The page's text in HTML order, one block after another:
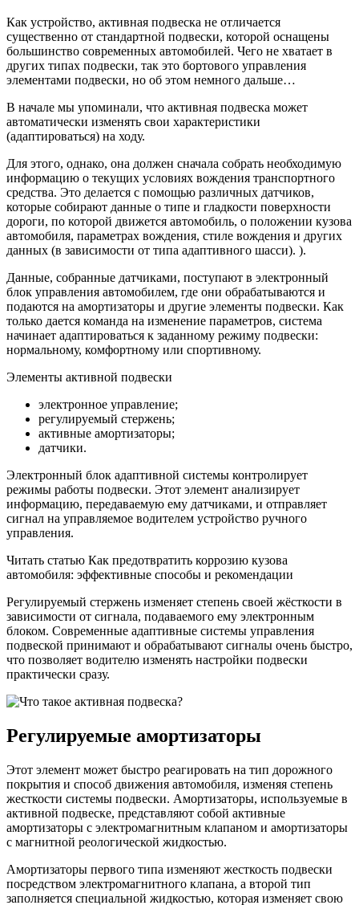
Как устройство, активная подвеска не отличается
существенно от стандартной подвески, которой оснащены
большинство современных автомобилей. Чего не хватает в
других типах подвески, так это бортового управления
элементами подвески, но об этом немного дальше…
В начале мы упоминали, что активная подвеска может
автоматически изменять свои характеристики
(адаптироваться) на ходу.
Для этого, однако, она должен сначала собрать необходимую
информацию о текущих условиях вождения транспортного
средства. Это делается с помощью различных датчиков,
которые собирают данные о типе и гладкости поверхности
дороги, по которой движется автомобиль, о положении кузова
автомобиля, параметрах вождения, стиле вождения и других
данных (в зависимости от типа адаптивного шасси). ).
Данные, собранные датчиками, поступают в электронный
блок управления автомобилем, где они обрабатываются и
подаются на амортизаторы и другие элементы подвески. Как
только дается команда на изменение параметров, система
начинает адаптироваться к заданному режиму подвески:
нормальному, комфортному или спортивному.
Элементы активной подвески
электронное управление;
регулируемый стержень;
активные амортизаторы;
датчики.
Электронный блок адаптивной системы контролирует
режимы работы подвески. Этот элемент анализирует
информацию, передаваемую ему датчиками, и отправляет
сигнал на управляемое водителем устройство ручного
управления.
Читать статью Как предотвратить коррозию кузова
автомобиля: эффективные способы и рекомендации
Регулируемый стержень изменяет степень своей жёсткости в
зависимости от сигнала, подаваемого ему электронным
блоком. Современные адаптивные системы управления
подвеской принимают и обрабатывают сигналы очень быстро,
что позволяет водителю изменять настройки подвески
практически сразу.
Регулируемые амортизаторы
Этот элемент может быстро реагировать на тип дорожного
покрытия и способ движения автомобиля, изменяя степень
жесткости системы подвески. Амортизаторы, используемые в
активной подвеске, представляют собой активные
амортизаторы с электромагнитным клапаном и амортизаторы
с магнитной реологической жидкостью.
Амортизаторы первого типа изменяют жесткость подвески
посредством электромагнитного клапана, а второй тип
заполняется специальной жидкостью, которая изменяет свою